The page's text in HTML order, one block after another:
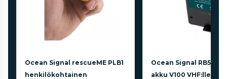
Ocean Signal rescueME PLB1
henkilökohtainen
Ocean Signal RB5V
akku V100 VHF:lle